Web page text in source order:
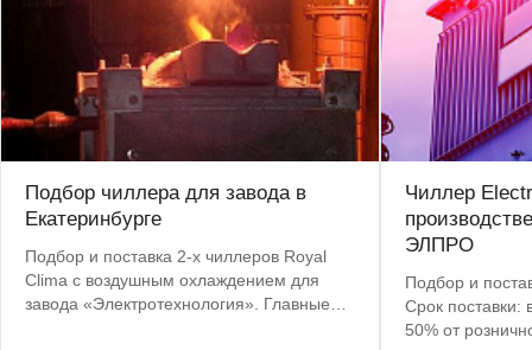
Подбор чиллера для завода в
Екатеринбурге
Подбор и поставка 2-х чиллеров Royal
Clima с воздушным охлаждением для
завода «Электротехнология». Главные
Чиллер
ЭЛПРО
Подбор и
Срок поставки:
50% от